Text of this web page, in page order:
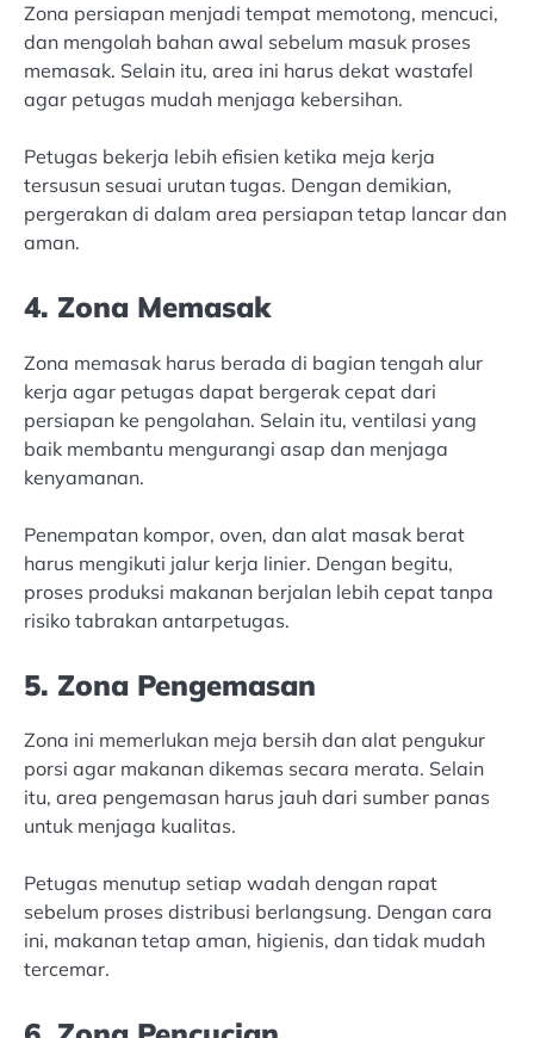
Zona persiapan menjadi tempat memotong, mencuci,
dan mengolah bahan awal sebelum masuk proses
memasak. Selain itu, area ini harus dekat wastafel
agar petugas mudah menjaga kebersihan.
Petugas bekerja lebih efisien ketika meja kerja
tersusun sesuai urutan tugas. Dengan demikian,
pergerakan di dalam area persiapan tetap lancar dan
aman.
4. Zona Memasak
Zona memasak harus berada di bagian tengah alur
kerja agar petugas dapat bergerak cepat dari
persiapan ke pengolahan. Selain itu, ventilasi yang
baik membantu mengurangi asap dan menjaga
kenyamanan.
Penempatan kompor, oven, dan alat masak berat
harus mengikuti jalur kerja linier. Dengan begitu,
proses produksi makanan berjalan lebih cepat tanpa
risiko tabrakan antarpetugas.
5. Zona Pengemasan
Zona ini memerlukan meja bersih dan alat pengukur
porsi agar makanan dikemas secara merata. Selain
itu, area pengemasan harus jauh dari sumber panas
untuk menjaga kualitas.
Petugas menutup setiap wadah dengan rapat
sebelum proses distribusi berlangsung. Dengan cara
ini, makanan tetap aman, higienis, dan tidak mudah
tercemar.